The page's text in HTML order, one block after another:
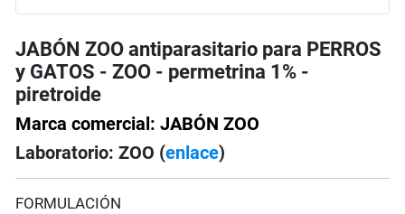
JABÓN ZOO antiparasitario para PERROS
y GATOS - ZOO - permetrina 1% -
piretroide
Marca comercial: JABÓN ZOO
Laboratorio: ZOO (enlace)
FORMULACIÓN